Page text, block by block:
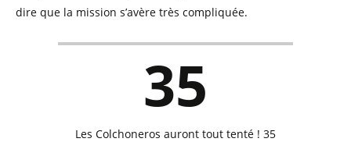
dire que la mission s’avère très compliquée.
35
Les Colchoneros auront tout tenté ! 35